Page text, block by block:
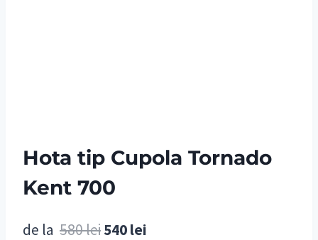
Hota tip Cupola Tornado
Kent 700
de la 580leiPrețul
540lei